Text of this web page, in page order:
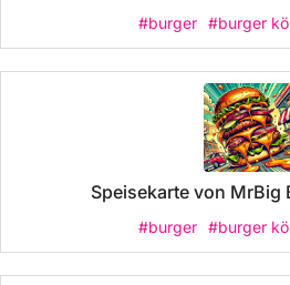
#burger #burger
Speisekarte von MrBig
#burger #burger